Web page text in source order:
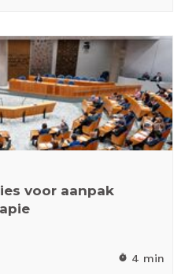
voor aanpak
timer 4 min